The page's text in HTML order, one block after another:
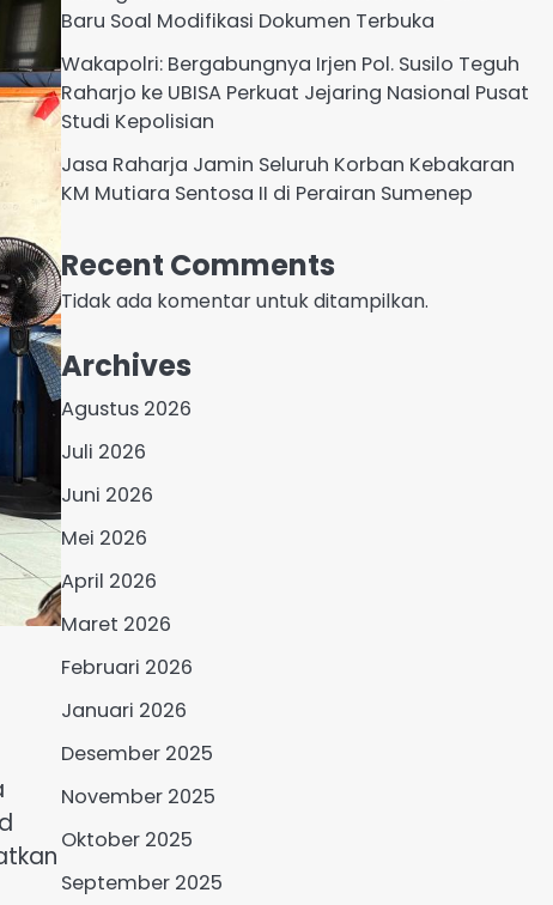
Baru Soal Modifikasi Dokumen Terbuka
Wakapolri: Bergabungnya Irjen Pol. Susilo Teguh
Raharjo ke UBISA Perkuat Jejaring Nasional Pusat
Studi Kepolisian
Jasa Raharja Jamin Seluruh Korban Kebakaran
KM Mutiara Sentosa II di Perairan Sumenep
Recent Comments
Tidak ada komentar untuk ditampilkan.
Archives
Agustus 2026
Juli 2026
Juni 2026
Mei 2026
April 2026
Maret 2026
Februari 2026
Januari 2026
Desember 2025
November 2025
Oktober 2025
September 2025